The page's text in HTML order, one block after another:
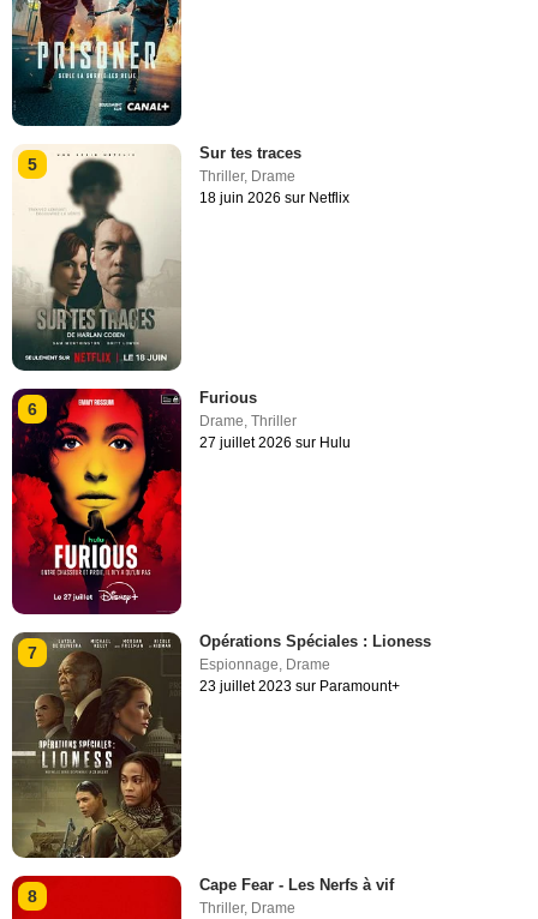
5
Sur tes traces
Thriller, Drame
18 juin 2026 sur Netflix
6
Furious
Drame ,Thriller
27 juillet 2026 sur Hulu
7
Opérations Spéciales : Lioness
Espionnage, Drame
23 juillet 2023 sur Paramount+
8
Cape Fear - Les Nerfs à vif
Thriller, Drame